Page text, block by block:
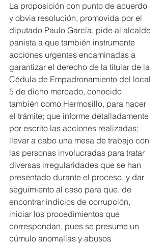
La proposición con punto de acuerdo
y obvia resolución, promovida por el
diputado Paulo García, pide al alcalde
panista a que también instrumente
acciones urgentes encaminadas a
garantizar el derecho de la titular de la
Cédula de Empadronamiento del local
5 de dicho mercado, conocido
también como Hermosillo, para hacer
el trámite; que informe detalladamente
por escrito las acciones realizadas;
llevar a cabo una mesa de trabajo con
las personas involucradas para tratar
diversas irregularidades que se han
presentado durante el proceso, y dar
seguimiento al caso para que, de
encontrar indicios de corrupción,
iniciar los procedimientos que
correspondan, pues se presume un
cúmulo anomalías y abusos